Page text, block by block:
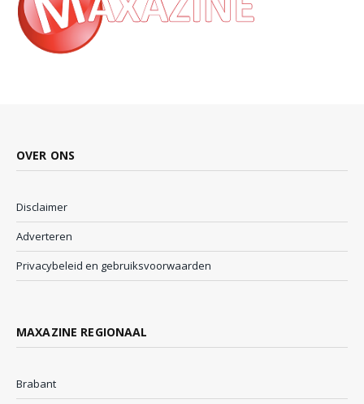
OVER ONS
Disclaimer
Adverteren
Privacybeleid en gebruiksvoorwaarden
MAXAZINE REGIONAAL
Brabant